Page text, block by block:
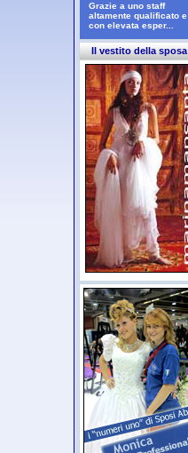
Grazie a uno staff
altamente qualificato e
con elevata esper...
Il vestito della sposa